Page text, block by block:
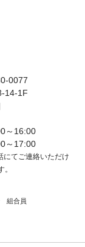
0077
14-1F
～16:00
17:00
てご連絡いただけ
組合員